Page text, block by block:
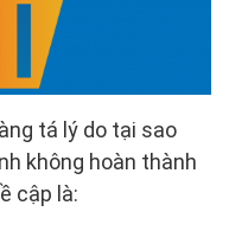
tá lý do tại sao
không hoàn thành
cập là: